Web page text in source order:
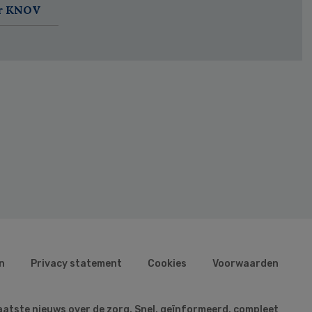
KNOV
Privacy statement Cookies Voorwaarden
nieuws over de zorg. Snel, geïnformeerd, compleet